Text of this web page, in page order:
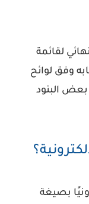
لقائمة
وفق لوائح
البنود
بصيغة